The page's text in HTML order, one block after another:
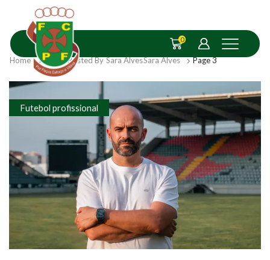
0
Home Articles Posted BySara AlvesSara Alves Page 3
Futebol profissional